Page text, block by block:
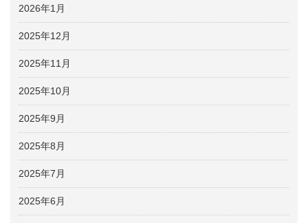
2026年1月
2025年12月
2025年11月
2025年10月
2025年9月
2025年8月
2025年7月
2025年6月